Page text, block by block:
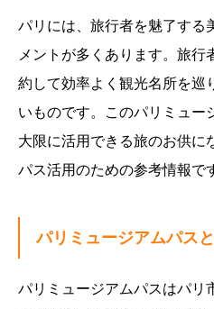
パリには、旅行者を魅了する
メントが多くあります。旅行
約して効率よく観光名所を巡
いものです。このパリミュー
大限に活用できる旅のお供に
パス活用のための参考情報で
パリミュージアムパス
パリミュージアムパスはパリ